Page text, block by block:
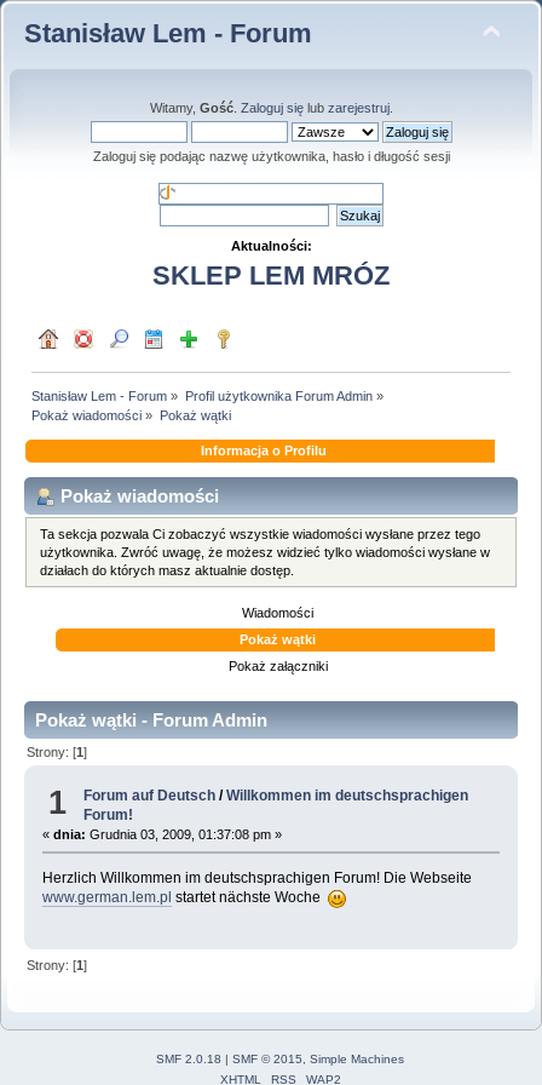
Stanisław Lem - Forum
Witamy, Gość. Zaloguj sięlub zarejestruj.
Zaloguj się podając nazwę użytkownika, hasło i długość sesji
Aktualności:
SKLEP LEM MRÓZ
Stanisław Lem - Forum » Profil użytkownika Forum Admin»
Pokaż wiadomości » Pokaż wątki
Informacja o Profilu
Pokaż wiadomości
Ta sekcja pozwala Ci zobaczyć wszystkie wiadomości wysłane przez tego
użytkownika. Zwróć uwagę, że możesz widzieć tylko wiadomości wysłane w
działach do których masz aktualnie dostęp.
Wiadomości
Pokaż wątki
Pokaż załączniki
Pokaż wątki - Forum Admin
Strony: [1]
1 Forum auf Deutsch /Willkommen im deutschsprachigen
Forum!
« dnia: Grudnia 03, 2009, 01:37:08 pm »
Herzlich Willkommen im deutschsprachigen Forum! Die Webseite
www.german.lem.pl startet nächste Woche
Strony: [1]
SMF 2.0.18 | SMF © 2015
Simple Machines
XHTML
RSS WAP2